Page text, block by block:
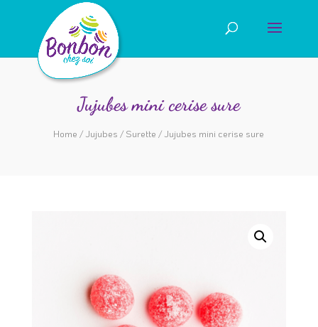
Jujubes mini cerise sure
Home / Jujubes / Surette / Jujubes mini cerise sure